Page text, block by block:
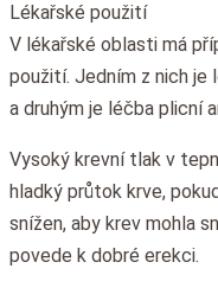
Lékařské použití
V lékařské oblasti má
použití. Jedním z nich
a druhým je léčba plicní
Vysoký krevní tlak v
hladký průtok krve,
snížen, aby krev mohla
povede k dobré erekci.